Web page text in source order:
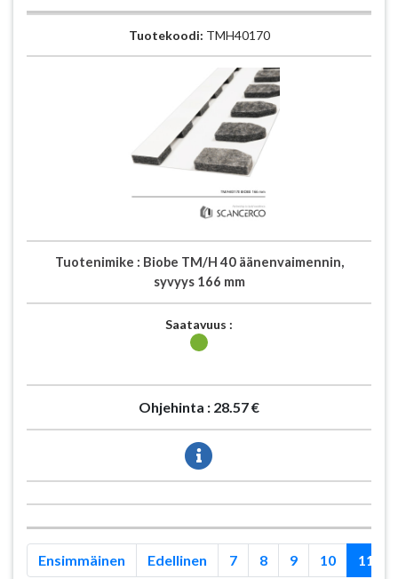
Tuotekoodi: TMH40170
Tuotenimike : Biobe TM/H 40 äänenvaimennin,
syvyys 166 mm
Saatavuus :
Ohjehinta : 28.57 €
Ensimmäinen Edellinen 7 8 9 10 11